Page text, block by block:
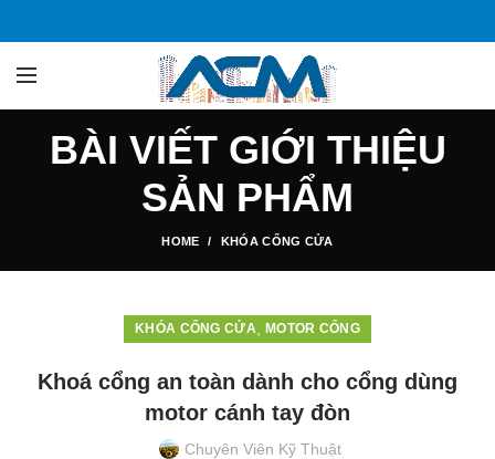
BÀI VIẾT GIỚI THIỆU
SẢN PHẨM
HOME KHÓA CỔNG CỬA
KHÓA CỔNG CỬA, MOTOR CỔNG
Khoá cổng an toàn dành cho cổng dùng
motor cánh tay đòn
Chuyên Viên Kỹ Thuật